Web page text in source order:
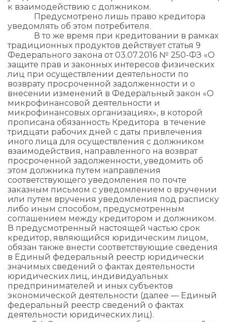
к взаимодействию с должником.
Предусмотрено лишь право кредитора
уведомлять об этом потребителя.
В то же время при кредитовании в рамках
традиционных продуктов действует статья 9
Федерального закона от 03.07.2016 № 250-ФЗ «О
защите прав и законных интересов физических
лиц при осуществлении деятельности по
возврату просроченной задолженности и о
внесении изменений в Федеральный закон «О
микрофинансовой деятельности и
микрофинансовых организациях», в которой
прописана обязанность Кредитора в течение
тридцати рабочих дней с даты привлечения
иного лица для осуществления с должником
взаимодействия, направленного на возврат
просроченной задолженности, уведомить об
этом должника путем направления
соответствующего уведомления по почте
заказным письмом с уведомлением о вручении
или путем вручения уведомления под расписку
либо иным способом, предусмотренным
соглашением между кредитором и должником.
В предусмотренный настоящей частью срок
кредитор, являющийся юридическим лицом,
обязан также внести соответствующие сведения
в Единый федеральный реестр юридически
значимых сведений о фактах деятельности
юридических лиц, индивидуальных
предпринимателей и иных субъектов
экономической деятельности (далее — Единый
федеральный реестр сведений о фактах
деятельности юридических лиц).